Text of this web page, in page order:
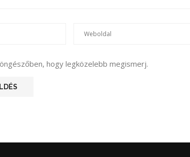
hogy legközelebb megismerj.